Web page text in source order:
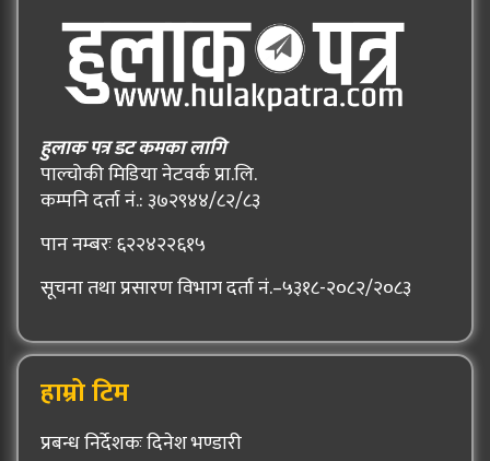
हुलाक पत्र डट कमका लागि
पाल्चोकी मिडिया नेटवर्क प्रा.लि.
कम्पनि दर्ता नं.: ३७२९४४/८२/८३
पान नम्बरः ६२२४२२६१५
सूचना तथा प्रसारण विभाग दर्ता नं.–५३१८-२०८२/२०८३
हाम्रो टिम
प्रबन्ध निर्देशकः दिनेश भण्डारी